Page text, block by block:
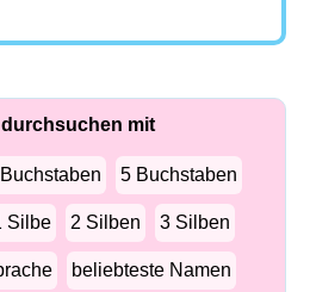
durchsuchen mit
5 Buchstaben
Silbe 2 Silben 3 Silben
beliebteste Namen